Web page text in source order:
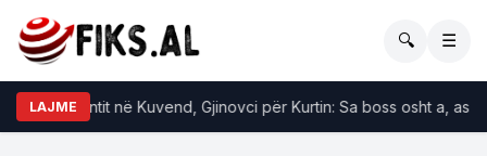
🔍 ☰
LAJME
e incidentit në Kuvend, Gjinovci për Kurtin: Sa boss osht a, as